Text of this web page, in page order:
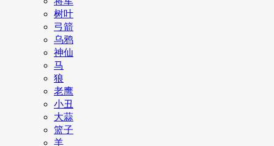
树叶
弓箭
乌鸦
神仙
马
狼
老鹰
小丑
大蒜
篮子
羊